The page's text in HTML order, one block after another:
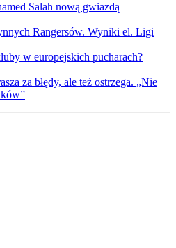
Salah nową gwiazdą
Rangersów. Wyniki el. Ligi
w europejskich pucharach?
za błędy, ale też ostrzega. „Nie